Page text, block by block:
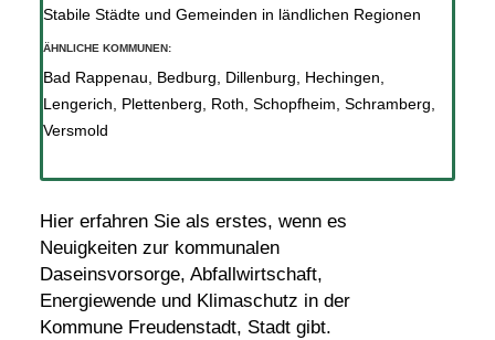
Hier erfahren Sie als erstes, wenn es
Neuigkeiten zur kommunalen
Daseinsvorsorge, Abfallwirtschaft,
Energiewende und Klimaschutz in der
Kommune Freudenstadt, Stadt gibt.
Stabile Städte und Gemeinden in ländlichen Regionen
ÄHNLICHE KOMMUNEN:
Bad Rappenau Bedburg Dillenburg Hechingen
Lengerich
Plettenberg Roth Schopfheim Schramberg
Versmold